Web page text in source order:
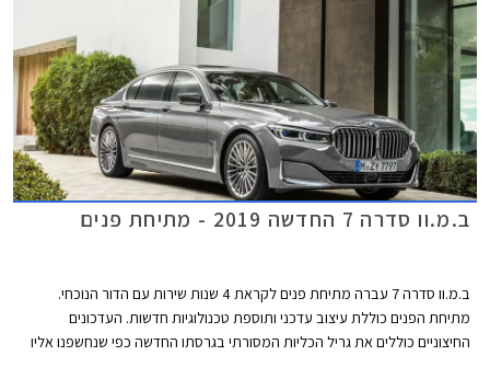
במהירות של עד 140 קמ"ש.
ב.מ.וו סדרה 7 החדשה 2019 - מתיחת פנים
ב.מ.וו סדרה 7 עברה מתיחת פנים לקראת 4 שנות שירות עם הדור הנוכחי.
מתיחת הפנים כוללת עיצוב עדכני ותוספת טכנולוגיות חדשות. העדכונים
החיצוניים כוללים את גריל הכליות המסורתי בגרסתו החדשה כפי שנחשפנו אליו